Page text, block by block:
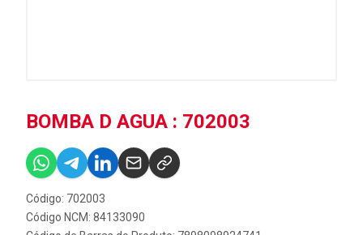
BOMBA D AGUA : 702003
Código: 702003
Código NCM: 84133090